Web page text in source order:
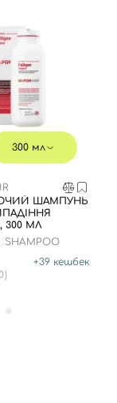
300 мл
ШАМПУНЬ
300 МЛ
SHAMPOO
+39 кешбек